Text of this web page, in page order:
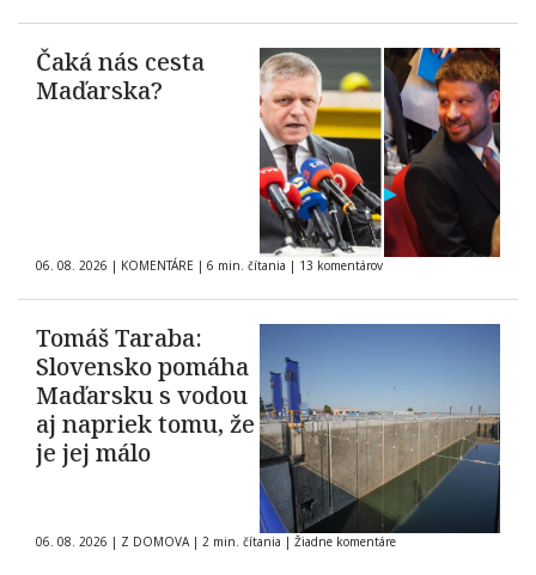
Čaká nás cesta
Maďarska?
06. 08. 2026 | KOMENTÁRE | 6 min. čítania | 13 komentárov
Tomáš Taraba:
Slovensko pomáha
Maďarsku s vodou
aj napriek tomu, že
je jej málo
06. 08. 2026 | Z DOMOVA | 2 min. čítania | Žiadne komentáre